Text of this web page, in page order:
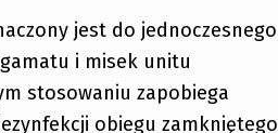
jest do jednoczesnego
i misek unitu
stosowaniu zapobiega
obiegu zamkniętego